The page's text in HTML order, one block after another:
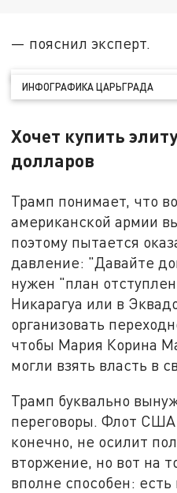
— пояснил эксперт.
ИНФОГРАФИКА ЦАРЬГРАДА
Хочет купить
долларов
Трамп понимает, что
американской армии
поэтому пытается
давление: "Давайте
нужен "план
Никарагуа или в
организовать
чтобы Мария Корина
могли взять власть в
Трамп буквально
переговоры. Флот США
конечно, не осилит
вторжение, но вот на
вполне способен: есть